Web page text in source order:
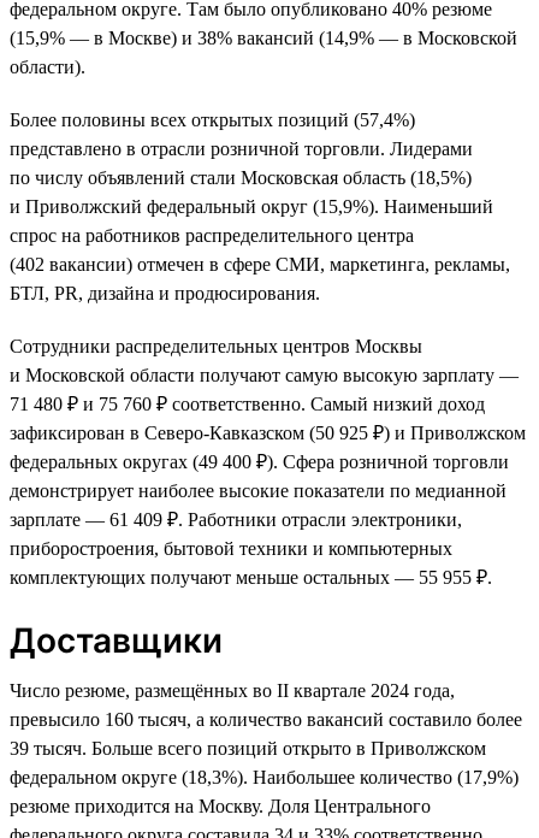
федеральном округе. Там было опубликовано 40% резюме
(15,9% — в Москве) и 38% вакансий (14,9% — в Московской
области).
Более половины всех открытых позиций (57,4%)
представлено в отрасли розничной торговли. Лидерами
по числу объявлений стали Московская область (18,5%)
и Приволжский федеральный округ (15,9%). Наименьший
спрос на работников распределительного центра
(402 вакансии) отмечен в сфере СМИ, маркетинга, рекламы,
БТЛ, PR, дизайна и продюсирования.
Сотрудники распределительных центров Москвы
и Московской области получают самую высокую зарплату —
71 480 ₽ и 75 760 ₽ соответственно. Самый низкий доход
зафиксирован в Северо-Кавказском (50 925 ₽) и Приволжском
федеральных округах (49 400 ₽). Сфера розничной торговли
демонстрирует наиболее высокие показатели по медианной
зарплате — 61 409 ₽. Работники отрасли электроники,
приборостроения, бытовой техники и компьютерных
комплектующих получают меньше остальных — 55 955 ₽.
Доставщики
Число резюме, размещённых во II квартале 2024 года,
превысило 160 тысяч, а количество вакансий составило более
39 тысяч. Больше всего позиций открыто в Приволжском
федеральном округе (18,3%). Наибольшее количество (17,9%)
резюме приходится на Москву. Доля Центрального